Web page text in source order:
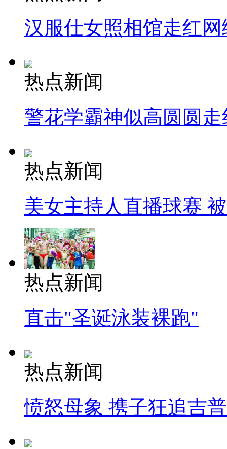
汉服仕女照相馆走红网
热点新闻
警花学霸神似高圆圆走
热点新闻
美女主持人直播球赛
热点新闻
直击"圣诞泳装裸跑"
热点新闻
愤怒母象 携子狂追吉